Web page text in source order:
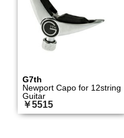
G7th
Newport Capo for 12string
Guitar
￥5515